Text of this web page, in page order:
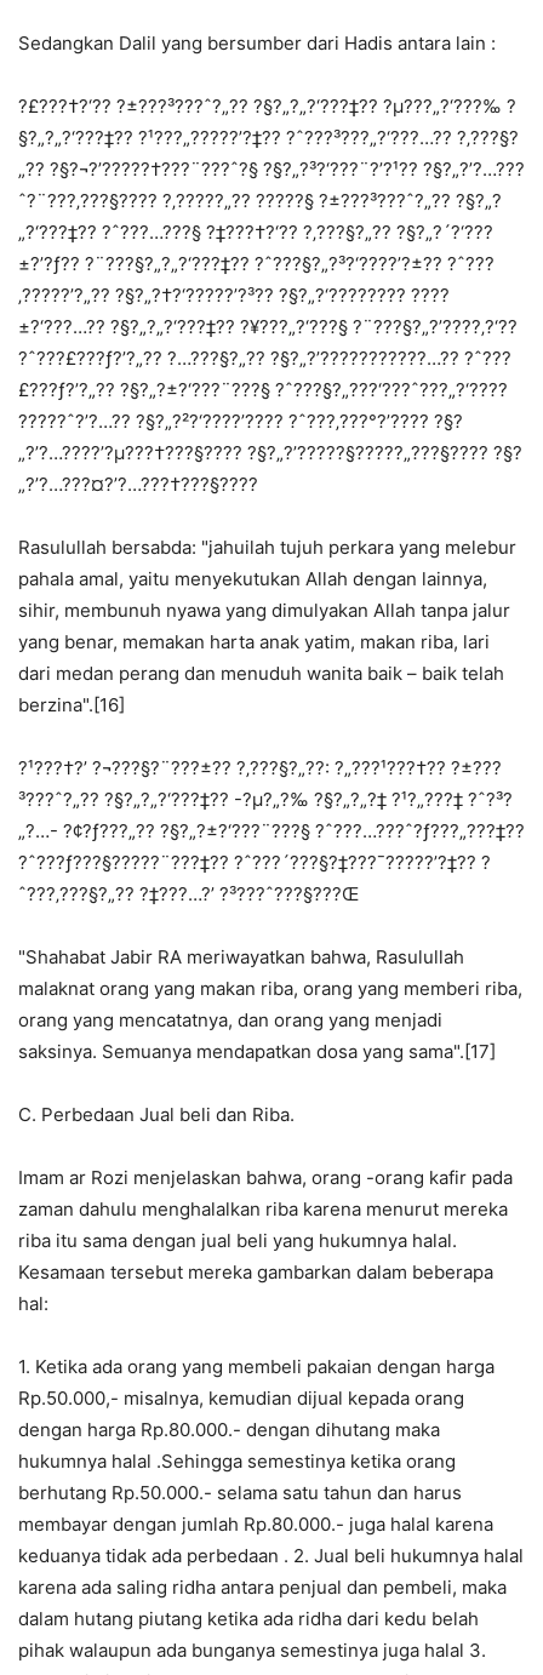
Sedangkan Dalil yang bersumber dari Hadis antara lain :
?£???†?‘?? ?±???³???ˆ?„?? ?§?„?„?‘???‡?? ?µ???„?‘???‰ ?
§?„?„?‘???‡?? ?¹???„?????’?‡?? ?ˆ???³???„?‘???…?? ?‚???§?
„?? ?§?¬?’?????†???¨???ˆ?§ ?§?„?³?‘???¨?’?¹?? ?§?„?’?…???
ˆ?¨???‚???§???? ?‚?????„?? ?????§ ?±???³???ˆ?„?? ?§?„?
„?‘???‡?? ?ˆ???…???§ ?‡???†?‘?? ?‚???§?„?? ?§?„?´?‘???
±?’?ƒ?? ?¨???§?„?„?‘???‡?? ?ˆ???§?„?³?‘???­?’?±?? ?ˆ???
‚?????’?„?? ?§?„?†?‘?????’?³?? ?§?„?‘???????? ?­???
±?‘???…?? ?§?„?„?‘???‡?? ?¥???„?‘???§ ?¨???§?„?’?­???‚?‘??
?ˆ???£???ƒ?’?„?? ?…???§?„?? ?§?„?’???????????…?? ?ˆ???
£???ƒ?’?„?? ?§?„?±?‘???¨???§ ?ˆ???§?„???‘???ˆ???„?‘????
?????ˆ?’?…?? ?§?„?²?‘???­?’???? ?ˆ???‚???°?’???? ?§?
„?’?…???­?’?µ???†???§???? ?§?„?’?????§?????„???§???? ?§?
„?’?…???¤?’?…???†???§????
Rasulullah bersabda: "jahuilah tujuh perkara yang melebur
pahala amal, yaitu menyekutukan Allah dengan lainnya,
sihir, membunuh nyawa yang dimulyakan Allah tanpa jalur
yang benar, memakan harta anak yatim, makan riba, lari
dari medan perang dan menuduh wanita baik – baik telah
berzina".[16]
?¹???†?’ ?¬???§?¨???±?? ?‚???§?„??: ?„???¹???†?? ?±???
³???ˆ?„?? ?§?„?„?‘???‡?? -?µ?„?‰ ?§?„?„?‡ ?¹?„???‡ ?ˆ?³?
„?…- ?¢?ƒ???„?? ?§?„?±?‘???¨???§ ?ˆ???…???ˆ?ƒ???„???‡??
?ˆ???ƒ???§?????¨???‡?? ?ˆ???´???§?‡???¯?????’?‡?? ?
ˆ???‚???§?„?? ?‡???…?’ ?³???ˆ???§???Œ
"Shahabat Jabir RA meriwayatkan bahwa, Rasulullah
malaknat orang yang makan riba, orang yang memberi riba,
orang yang mencatatnya, dan orang yang menjadi
saksinya. Semuanya mendapatkan dosa yang sama".[17]
C. Perbedaan Jual beli dan Riba.
Imam ar Rozi menjelaskan bahwa, orang -orang kafir pada
zaman dahulu menghalalkan riba karena menurut mereka
riba itu sama dengan jual beli yang hukumnya halal.
Kesamaan tersebut mereka gambarkan dalam beberapa
hal:
1. Ketika ada orang yang membeli pakaian dengan harga
Rp.50.000,- misalnya, kemudian dijual kepada orang
dengan harga Rp.80.000.- dengan dihutang maka
hukumnya halal .Sehingga semestinya ketika orang
berhutang Rp.50.000.- selama satu tahun dan harus
membayar dengan jumlah Rp.80.000.- juga halal karena
keduanya tidak ada perbedaan . 2. Jual beli hukumnya halal
karena ada saling ridha antara penjual dan pembeli, maka
dalam hutang piutang ketika ada ridha dari kedu belah
pihak walaupun ada bunganya semestinya juga halal 3.